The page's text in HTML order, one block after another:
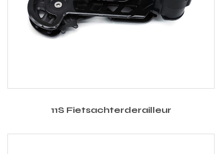
11S Fietsachterderailleur